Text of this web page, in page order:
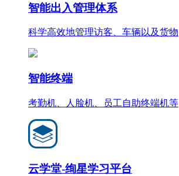
智能出入管理体系
科学高效地管理访客、车辆以及货物
智能终端
考勤机、人脸机、员工自助终端机等
云学堂-绚星学习平台